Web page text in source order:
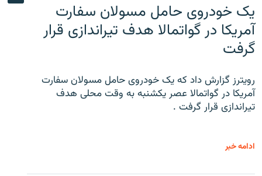
یک خودروی حامل مسولان سفارت
آمریکا در گواتمالا هدف تیراندازی قرار
گرفت
رویترز گزارش داد که یک خودروی حامل مسولان سفارت
آمریکا در گواتمالا عصر یکشنبه به وقت محلی هدف
تیراندازی قرار گرفت .
ادامه خبر